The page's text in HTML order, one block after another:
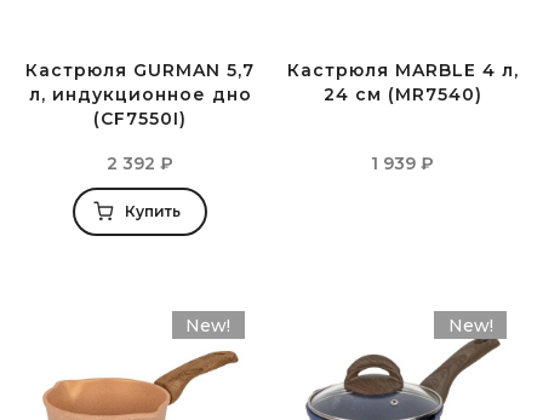
Кастрюля GURMAN 5,7
л, индукционное дно
(CF7550I)
2 392₽
Купить
Кастрюля MARBLE 4 л,
24 см (MR7540)
1 939₽
New! New!